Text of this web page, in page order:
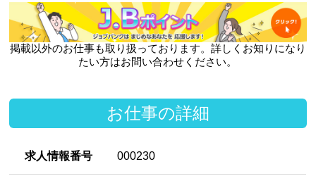
掲載以外のお仕事も取り扱っております。詳しくお知りになり
たい方はお問い合わせください。
お仕事の詳細
求人情報番号 000230